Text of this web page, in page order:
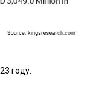
году.